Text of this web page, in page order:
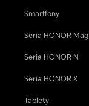
Smartfony
Seria HONOR
Seria HONOR N
Seria HONOR X
Tablety